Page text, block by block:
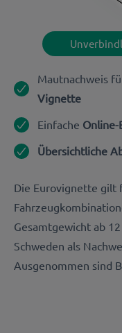
Mautnachweis
Vignette
Einfache Online-
Übersichtliche
Die Eurovignette gilt
Gesamtgewicht ab
Schweden als
Ausgenommen sind